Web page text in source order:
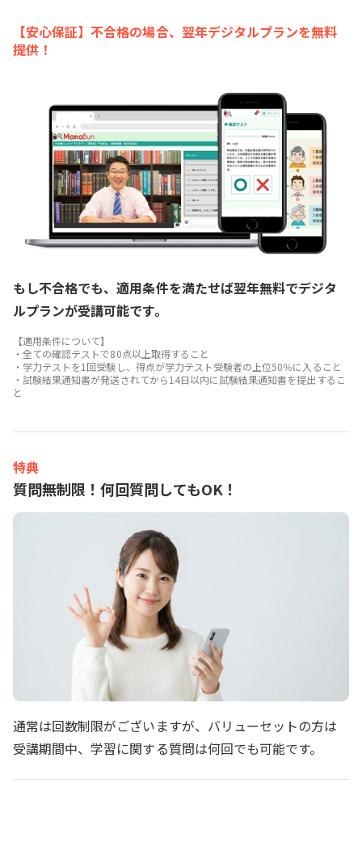
【安心保証】不合格の場合、翌年デジタルプランを無料
提供！
もし不合格でも、適用条件を満たせば翌年無料でデジタ
ルプランが受講可能です。
【適用条件について】
・全ての確認テストで80点以上取得すること
・学力テストを1回受験し、得点が学力テスト受験者の上位50％に入ること
・試験結果通知書が発送されてから14日以内に試験結果通知書を提出するこ
と
特典
質問無制限！何回質問してもOK！
通常は回数制限がございますが、バリューセットの方は
受講期間中、学習に関する質問は何回でも可能です。